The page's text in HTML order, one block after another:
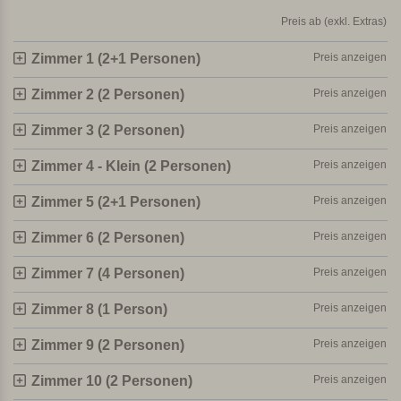
10 Zimmer & 2 Wohnungen
Das Landhotel verfügt über 10 Zimmer und 2 Wohnungen,
alle mit unterschiedlichem Design.
Einige Zimmer sind
klassisch mit antiken Möbeln eingerichtet.
sehr farbenfroh und modern. Es gibt 2 Dreibettzimmer und
1 Familienzimmer mit zwei Einzelbetten auf einer offenen
Galerie. Im Erdgeschoss befinden sich 2 Wohnungen mit
einem Schlafzimmer mit Doppelbett und einem Schlafsofa
im Wohnzimmer/Küche.
Die Wohnungen befinden sich im Innenhof. Hier werden
auch Abendessen und Frühstück serviert.
Alle Zimmer
verfügen über Klimaanlage, Sat-TV, Minibar, Safe
und einen privaten Parkplatz.
Preis ab (exkl. Extras)
Zimmer 1 (2+1 Personen) Preis anzeigen
Zimmer 2 (2 Personen) Preis anzeigen
Zimmer 3 (2 Personen) Preis anzeigen
Zimmer 4 - Klein (2 Personen) Preis anzeigen
Zimmer 5 (2+1 Personen) Preis anzeigen
Zimmer 6 (2 Personen) Preis anzeigen
Zimmer 7 (4 Personen) Preis anzeigen
Zimmer 8 (1 Person) Preis anzeigen
Zimmer 9 (2 Personen) Preis anzeigen
Zimmer 10 (2 Personen) Preis anzeigen